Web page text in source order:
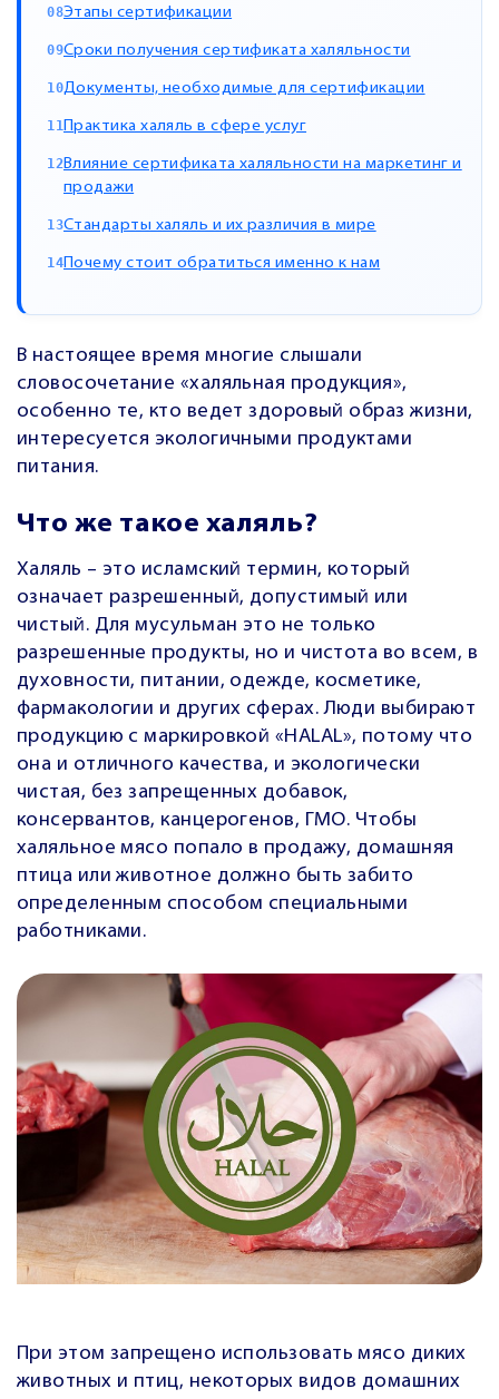
Этапы сертификации
Сроки получения сертификата халяльности
Документы, необходимые для сертификации
Практика халяль в сфере услуг
Влияние сертификата халяльности на маркетинг и
продажи
Стандарты халяль и их различия в мире
Почему стоит обратиться именно к нам
В настоящее время многие слышали
словосочетание «халяльная продукция»,
особенно те, кто ведет здоровый образ жизни,
интересуется экологичными продуктами
питания.
Что же такое халяль?
Халяль – это исламский термин, который
означает разрешенный, допустимый или
чистый. Для мусульман это не только
разрешенные продукты, но и чистота во всем, в
духовности, питании, одежде, косметике,
фармакологии и других сферах. Люди выбирают
продукцию с маркировкой «HALAL», потому что
она и отличного качества, и экологически
чистая, без запрещенных добавок,
консервантов, канцерогенов, ГМО. Чтобы
халяльное мясо попало в продажу, домашняя
птица или животное должно быть забито
определенным способом специальными
работниками.
При этом запрещено использовать мясо диких
животных и птиц, некоторых видов домашних